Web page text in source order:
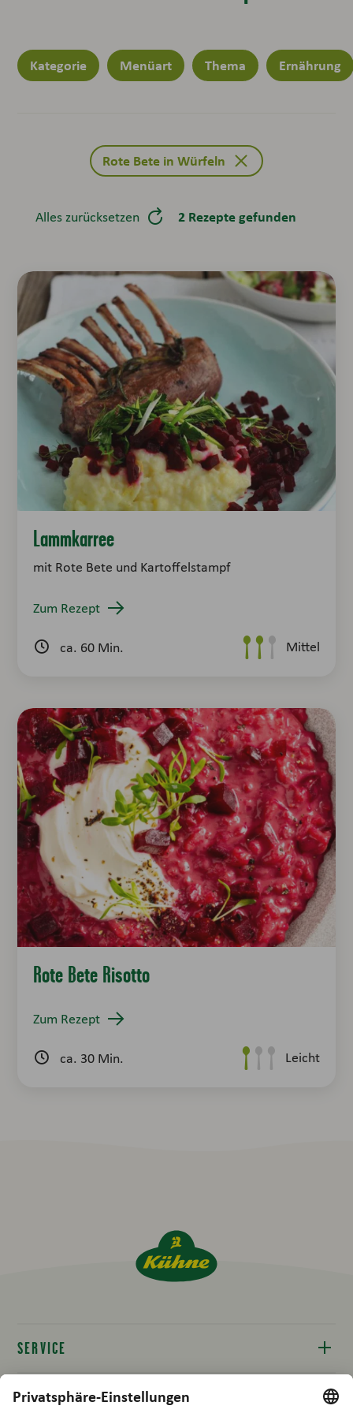
Kategorie Menüart Thema Ernährung
Rote Bete in Würfeln
Alles zurücksetzen 2 Rezepte gefunden
Lammkarree
mit Rote Bete und Kartoffelstampf
Zum Rezept
ca. 60 Min. Mittel
Rote Bete Risotto
Zum Rezept
ca. 30 Min. Leicht
SERVICE
Kontakt
RECHTLICHES